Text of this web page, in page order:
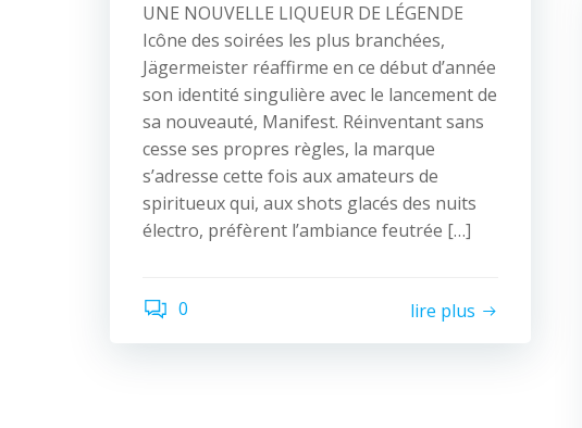
UNE NOUVELLE LIQUEUR DE LÉGENDE
Icône des soirées les plus branchées,
Jägermeister réaffirme en ce début d’année
son identité singulière avec le lancement de
sa nouveauté, Manifest. Réinventant sans
cesse ses propres règles, la marque
s’adresse cette fois aux amateurs de
spiritueux qui, aux shots glacés des nuits
électro, préfèrent l’ambiance feutrée […]
0 lire plus